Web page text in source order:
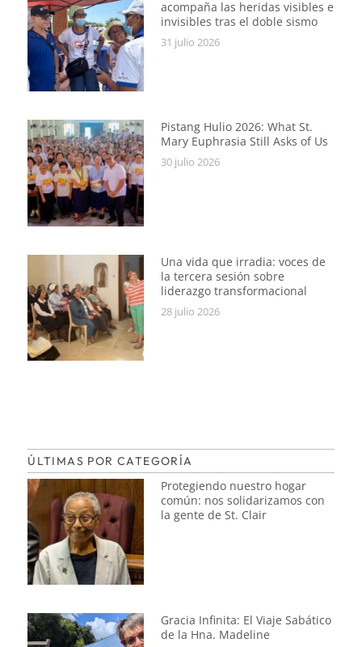
acompaña las heridas visibles e
invisibles tras el doble sismo
31 julio 2026
Pistang Hulio 2026: What St.
Mary Euphrasia Still Asks of Us
30 julio 2026
Una vida que irradia: voces de
la tercera sesión sobre
liderazgo transformacional
28 julio 2026
ÚLTIMAS POR CATEGORÍA
Protegiendo nuestro hogar
común: nos solidarizamos con
la gente de St. Clair
Gracia Infinita: El Viaje Sabático
de la Hna. Madeline